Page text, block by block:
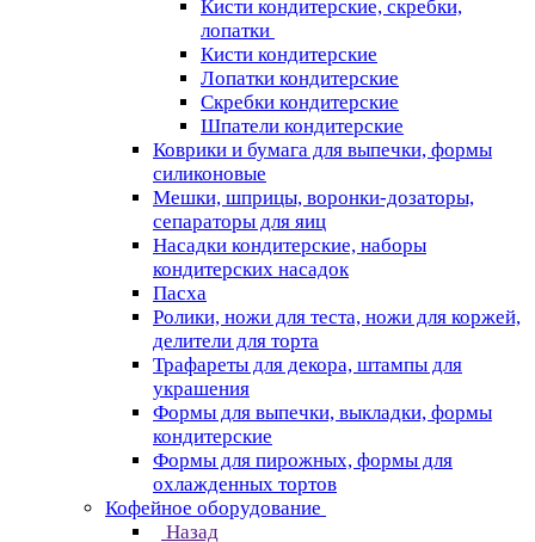
Кисти кондитерские, скребки,
лопатки
Кисти кондитерские
Лопатки кондитерские
Скребки кондитерские
Шпатели кондитерские
Коврики и бумага для выпечки, формы
силиконовые
Мешки, шприцы, воронки-дозаторы,
сепараторы для яиц
Насадки кондитерские, наборы
кондитерских насадок
Пасха
Ролики, ножи для теста, ножи для коржей,
делители для торта
Трафареты для декора, штампы для
украшения
Формы для выпечки, выкладки, формы
кондитерские
Формы для пирожных, формы для
охлажденных тортов
Кофейное оборудование
Назад